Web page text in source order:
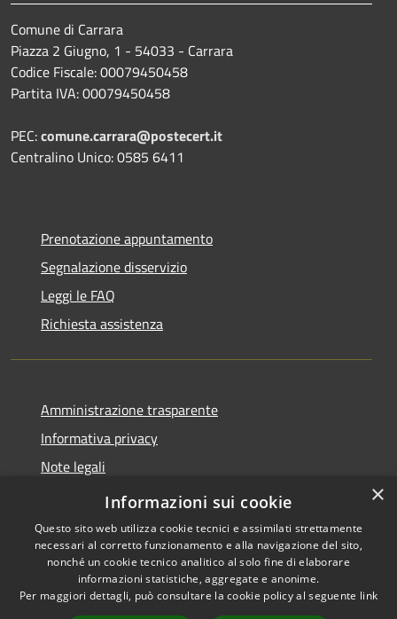
Comune di Carrara
Piazza 2 Giugno, 1 - 54033 - Carrara
Codice Fiscale: 00079450458
Partita IVA: 00079450458
PEC:comune.carrara@postecert.it
Centralino Unico: 0585 6411
Prenotazione appuntamento
Segnalazione disservizio
Leggi le FAQ
Richiesta assistenza
Amministrazione trasparente
Informativa privacy
Note legali
Dichiarazione di accessibilità
Accessibilità
Copyright © 2026 • Comune di
Carrara • Powered by
×
Informazioni sui cookie
Questo sito web utilizza cookie tecnici e assimilati strettamente
necessari al corretto funzionamento e alla navigazione del sito,
nonché un cookie tecnico analitico al solo fine di elaborare
informazioni statistiche, aggregate e anonime.
Per maggiori dettagli, può consultare la cookie policy al seguente link